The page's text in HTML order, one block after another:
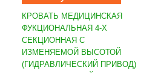
КРОВАТЬ МЕДИЦИНСКАЯ
ФУКЦИОНАЛЬНАЯ 4-Х
СЕКЦИОННАЯ С
ИЗМЕНЯЕМОЙ ВЫСОТОЙ
(ГИДРАВЛИЧЕСКИЙ ПРИВОД)